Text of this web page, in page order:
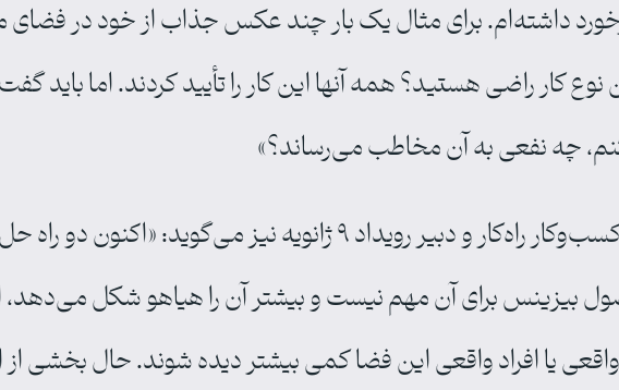
داشته‌ام. برای مثال یک بار چند عکس جذاب از خود در فضای
نوع کار راضی هستید؟ همه آنها این کار را تأیید کردند. اما باید
چه نفعی به آن مخاطب می‌رساند؟»
رضا جمیلی، مدیر توسعه کسب‌وکار راه‌کار و دبیر رویداد ۹
برای آن مهم نیست و بیشتر آن را هیاهو شکل می‌دهد،
یا افراد واقعی این فضا کمی بیشتر دیده شوند. حال بخشی